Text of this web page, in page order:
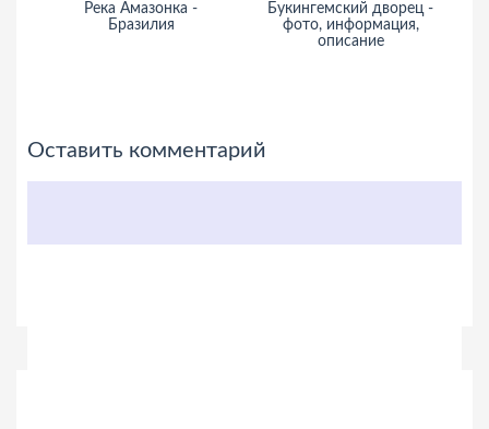
Река Амазонка -
Бразилия
Букингемский дворец -
фото, информация,
описание
Оставить комментарий